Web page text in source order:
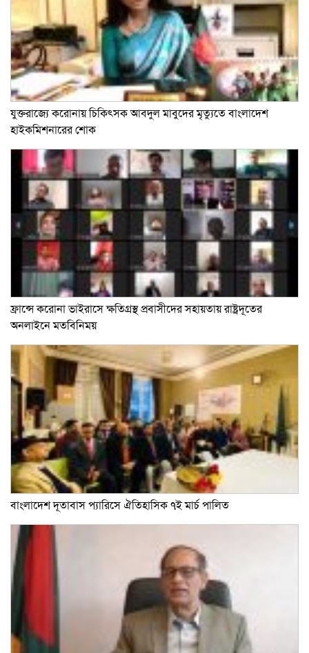
যুক্তরাজ্যে করোনায় চিকিৎসক আবদুল মাবুদের মৃত্যুতে বাংলাদেশ
হাইকমিশনারের শোক
ফ্রান্সে করোনা ভাইরাসে ক্ষতিগ্রস্থ প্রবাসীদের সহায়তায় রাষ্ট্রদূতের
অনলাইনে মতবিনিময়
বাংলাদেশ দূতাবাস প্যারিসে ঐতিহাসিক ৭ই মার্চ পালিত